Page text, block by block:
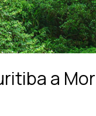
a